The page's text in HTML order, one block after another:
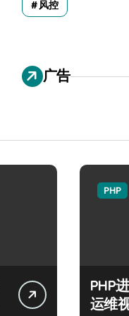
风控
广告
PHP
PHP
运维